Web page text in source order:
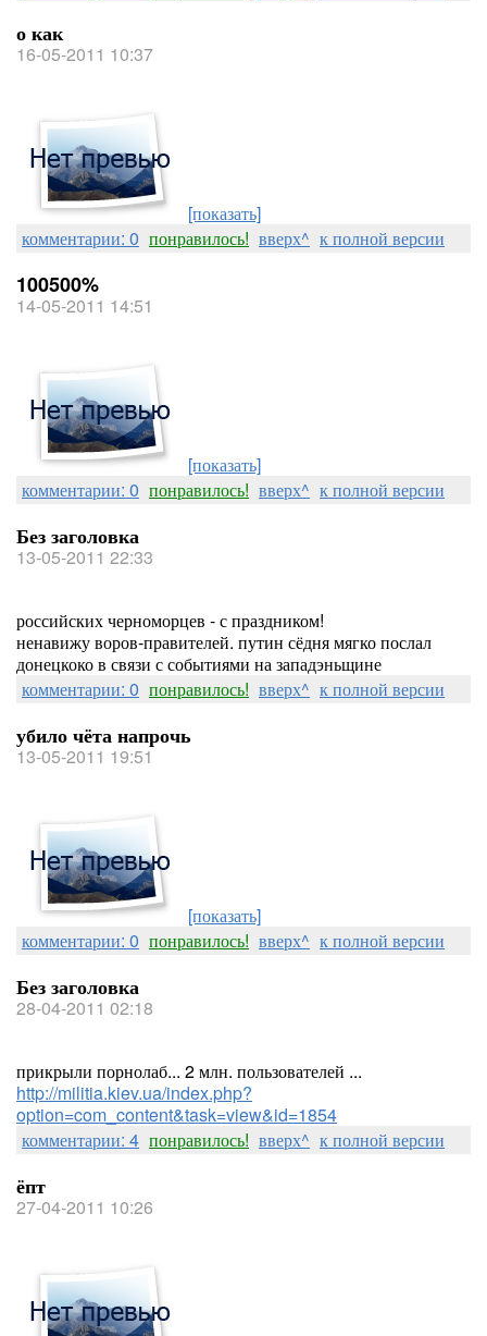
о как
16-05-2011 10:37
[показать]
комментарии: 0 понравилось! вверх^ к полной версии
100500%
14-05-2011 14:51
[показать]
комментарии: 0 понравилось! вверх^ к полной версии
Без заголовка
13-05-2011 22:33
российских черноморцев - с праздником!
ненавижу воров-правителей. путин сёдня мягко послал
донецкоко в связи с событиями на западэньщине
комментарии: 0 понравилось! вверх^ к полной версии
убило чёта напрочь
13-05-2011 19:51
[показать]
комментарии: 0 понравилось! вверх^ к полной версии
Без заголовка
28-04-2011 02:18
прикрыли порнолаб... 2 млн. пользователей ...
http://militia.kiev.ua/index.php?
option=com_content&task=view&id=1854
комментарии: 4 понравилось! вверх^ к полной версии
ёпт
27-04-2011 10:26